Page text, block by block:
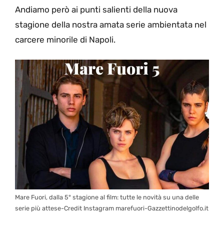
Andiamo però ai punti salienti della nuova
stagione della nostra amata serie ambientata nel
carcere minorile di Napoli.
Mare Fuori, dalla 5° stagione al film: tutte le novità su una delle
serie più attese-Credit Instagram marefuori-Gazzettinodelgolfo.it